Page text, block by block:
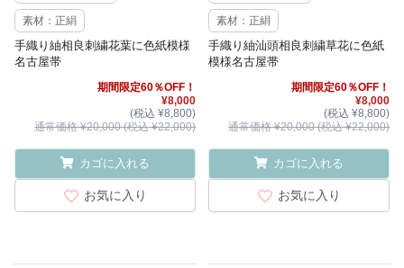
素材：正絹
手織り紬相良刺繍花葉に色紙模様
名古屋帯
期間限定60％OFF！
¥8,000
(税込 ¥8,800)
通常価格 ¥20,000 (税込 ¥22,000)
カゴに入れる
お気に入り
素材：正絹
手織り紬汕頭相良刺繍草花に色紙
模様名古屋帯
期間限定60％OFF！
¥8,000
(税込 ¥8,800)
通常価格 ¥20,000 (税込 ¥22,000)
カゴに入れる
お気に入り